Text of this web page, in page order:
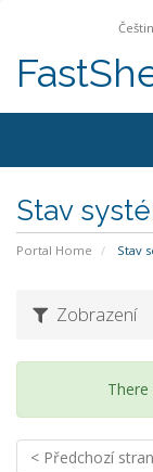
Stav
Portal Home Stav
Zobrazení
< Předchozí